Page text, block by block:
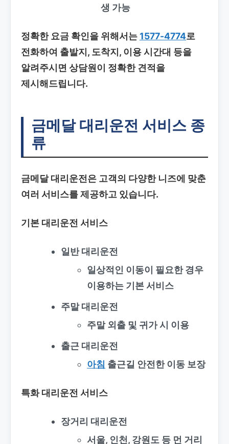
생 가능
정확한 요금 확인을 위해서는1577-4774로
전화하여 출발지, 도착지, 이용 시간대 등을
알려주시면 상담원이 정확한 견적을
제시해드립니다.
금메달 대리운전 서비스 종
류
금메달 대리운전은 고객의 다양한 니즈에 맞춘
여러 서비스를 제공하고 있습니다.
기본 대리운전 서비스
일반 대리운전
일상적인 이동이 필요한 경우
이용하는 기본 서비스
주말 대리운전
주말 외출 및 귀가 시 이용
출근 대리운전
아침 출근길 안전한 이동 보장
특화 대리운전 서비스
장거리 대리운전
서울, 인천, 강원도 등 먼 거리